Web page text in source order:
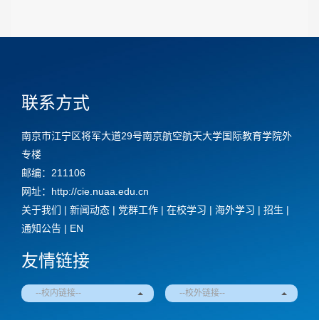
联系方式
南京市江宁区将军大道29号南京航空航天大学国际教育学院外
专楼
邮编：211106
网址：http://cie.nuaa.edu.cn
关于我们 | 新闻动态 | 党群工作 | 在校学习 | 海外学习 | 招生 |
通知公告 | EN
友情链接
--校内链接-- --校外链接--